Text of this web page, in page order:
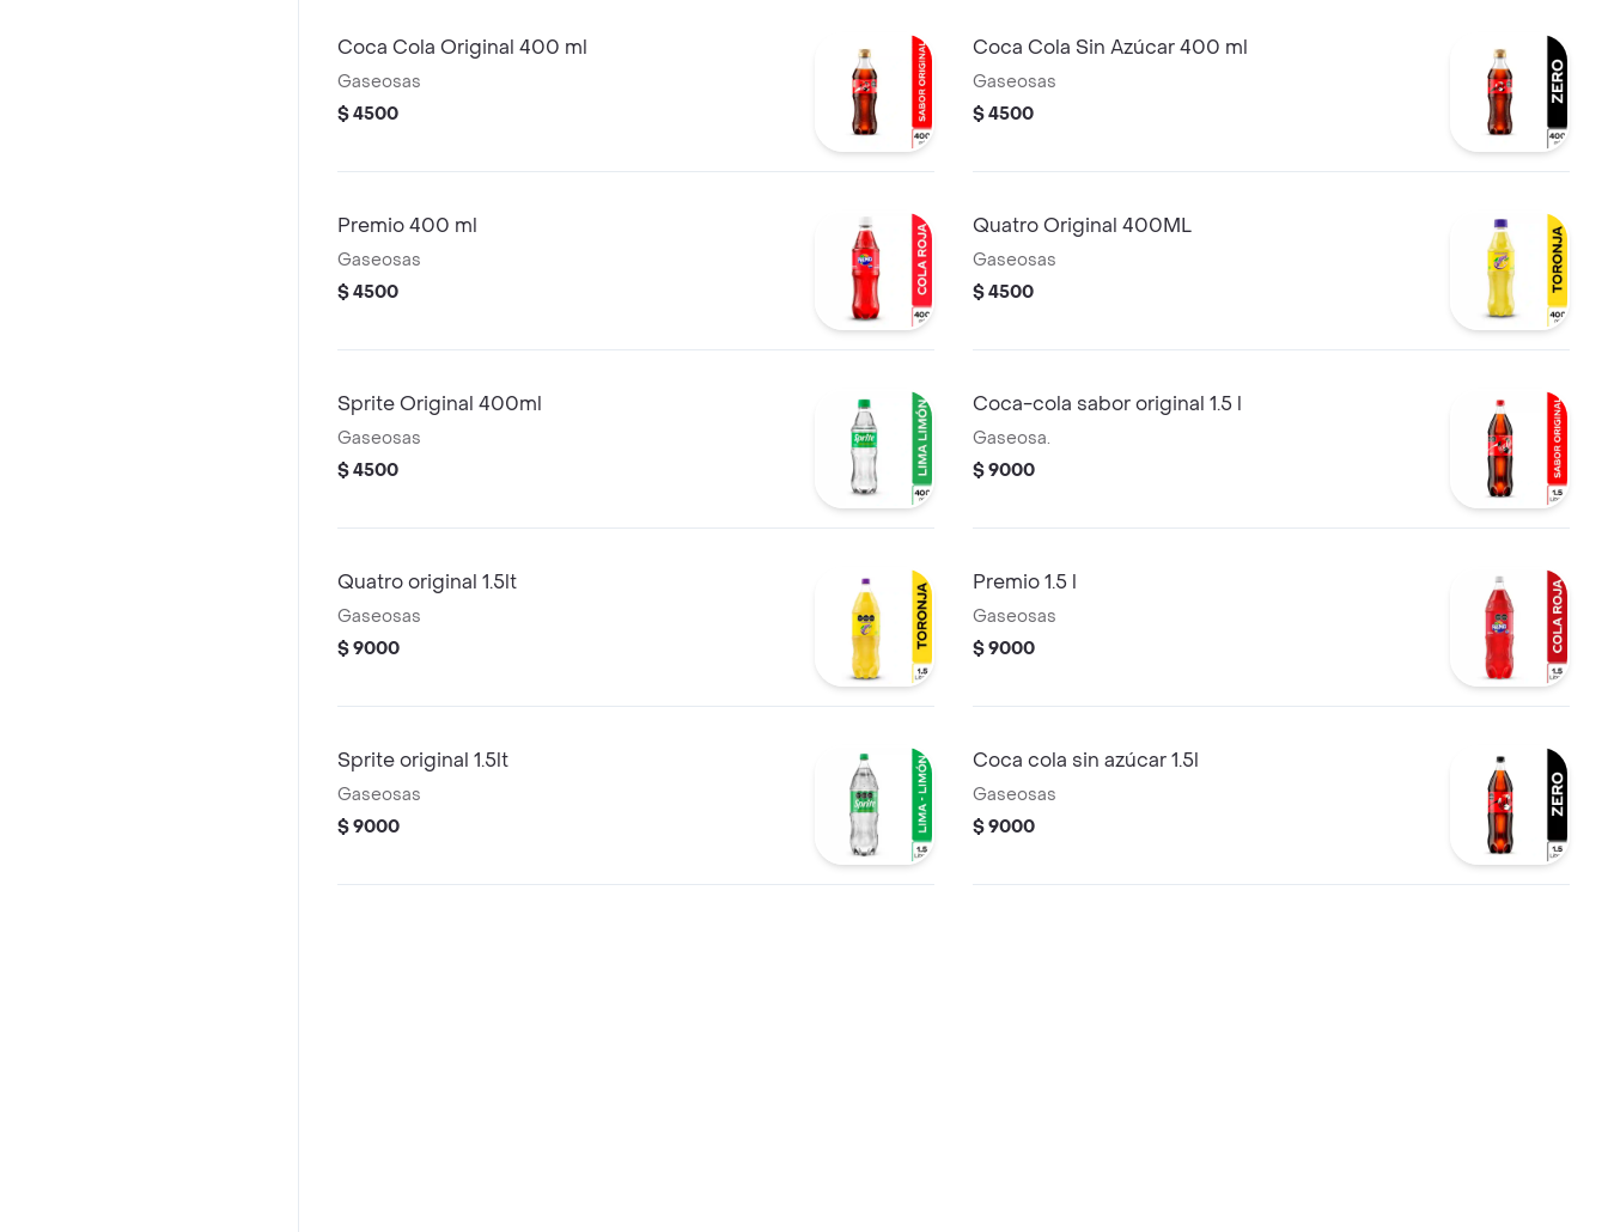
Coca Cola Original 400 ml
Gaseosas
$ 4500
Coca Cola Sin Azúcar 400 ml
Gaseosas
$ 4500
Premio 400 ml
Gaseosas
$ 4500
Quatro Original 400ML
Gaseosas
$ 4500
Sprite Original 400ml
Gaseosas
$ 4500
Coca-cola sabor original 1.5 l
Gaseosa.
$ 9000
Quatro original 1.5lt
Gaseosas
$ 9000
Premio 1.5 l
Gaseosas
$ 9000
Sprite original 1.5lt
Gaseosas
$ 9000
Coca cola sin azúcar 1.5l
Gaseosas
$ 9000